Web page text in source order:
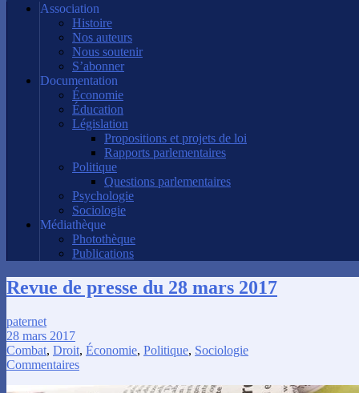
Association
Histoire
Nos auteurs
Nous soutenir
S’abonner
Documentation
Économie
Éducation
Législation
Propositions et projets de loi
Rapports parlementaires
Politique
Questions parlementaires
Psychologie
Sociologie
Médiathèque
Photothèque
Publications
Revue de presse du 28 mars 2017
paternet
28 mars 2017
Combat, Droit, Économie, Politique, Sociologie
Commentaires